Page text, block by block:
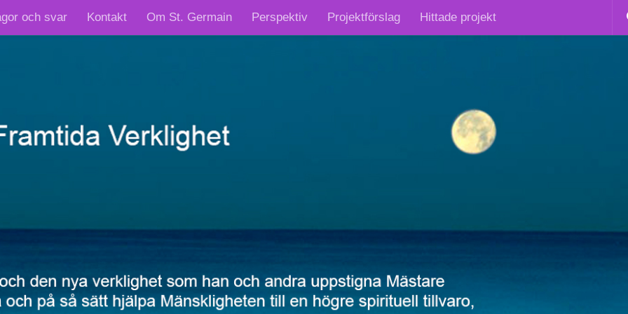
och svar Kontakt Om St. Germain Perspektiv Projektförslag Hittade projekt